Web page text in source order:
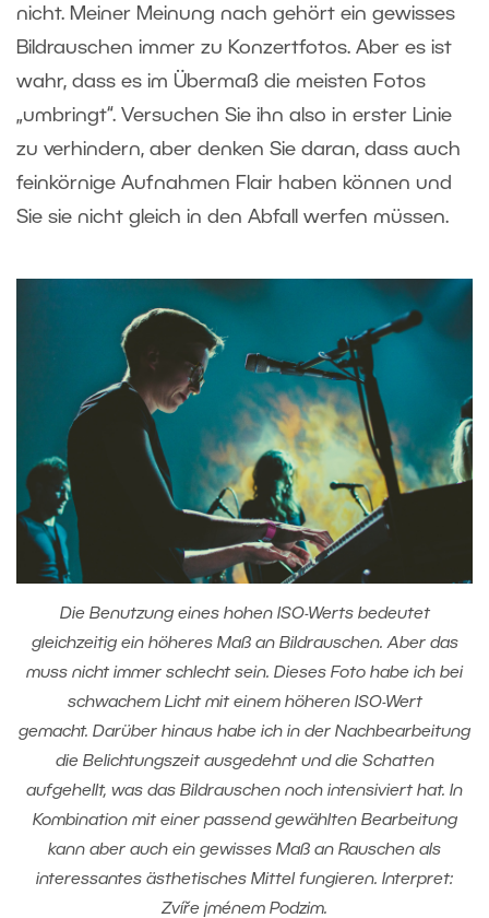
nicht. Meiner Meinung nach gehört ein gewisses
Bildrauschen immer zu Konzertfotos. Aber es ist
wahr, dass es im Übermaß die meisten Fotos
„umbringt“. Versuchen Sie ihn also in erster Linie
zu verhindern, aber denken Sie daran, dass auch
feinkörnige Aufnahmen Flair haben können und
Sie sie nicht gleich in den Abfall werfen müssen.
Die Benutzung eines hohen ISO-Werts bedeutet
gleichzeitig ein höheres Maß an Bildrauschen. Aber das
muss nicht immer schlecht sein. Dieses Foto habe ich bei
schwachem Licht mit einem höheren ISO-Wert
gemacht. Darüber hinaus habe ich in der Nachbearbeitung
die Belichtungszeit ausgedehnt und die Schatten
aufgehellt, was das Bildrauschen noch intensiviert hat. In
Kombination mit einer passend gewählten Bearbeitung
kann aber auch ein gewisses Maß an Rauschen als
interessantes ästhetisches Mittel fungieren. Interpret:
Zvíře jménem Podzim.